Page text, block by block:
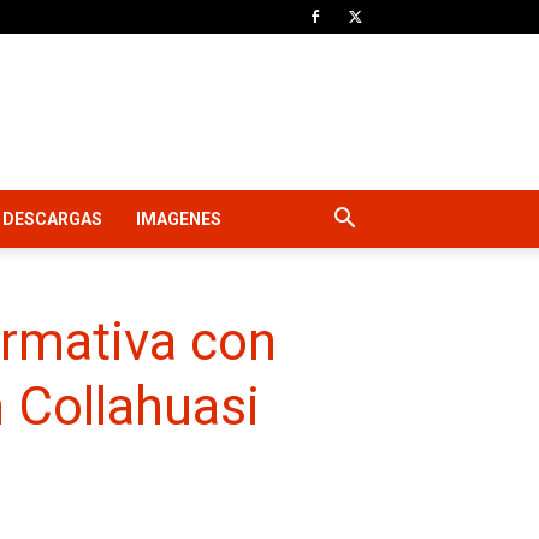
DESCARGAS IMAGENES
con